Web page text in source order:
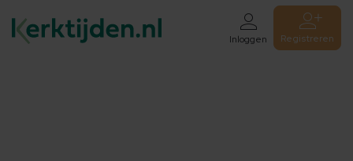
Inloggen Registreren